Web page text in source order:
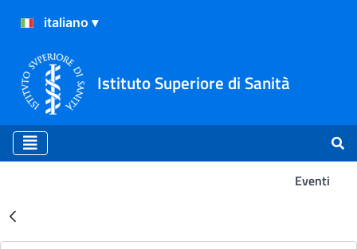
Istituto Superiore di Sanità
Eventi
Risultati della Ricerca -